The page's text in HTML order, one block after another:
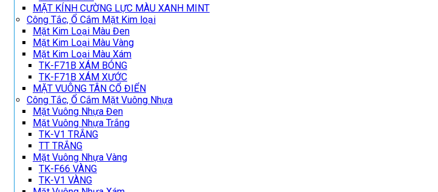
MẶT KÍNH CƯỜNG LỰC MÀU XANH MINT
Công Tắc, Ổ Cắm Mặt Kim loại
Mặt Kim Loại Màu Đen
Mặt Kim Loại Màu Vàng
Mặt Kim Loại Màu Xám
TK-F71B XÁM BÓNG
TK-F71B XÁM XƯỚC
MẶT VUÔNG TÂN CỔ ĐIỂN
Công Tắc, Ổ Cắm Mặt Vuông Nhựa
Mặt Vuông Nhựa Đen
Mặt Vuông Nhựa Trắng
TK-V1 TRẮNG
TT TRẮNG
Mặt Vuông Nhựa Vàng
TK-F66 VÀNG
TK-V1 VÀNG